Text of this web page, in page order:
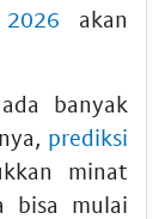
akan
banyak
prediksi
minat
bisa mulai